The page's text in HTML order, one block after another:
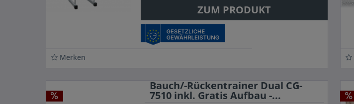
ZUM PRODUKT
Merken
Bauch/-Rückentrainer Dual CG-
7510 inkl. Gratis Aufbau -...